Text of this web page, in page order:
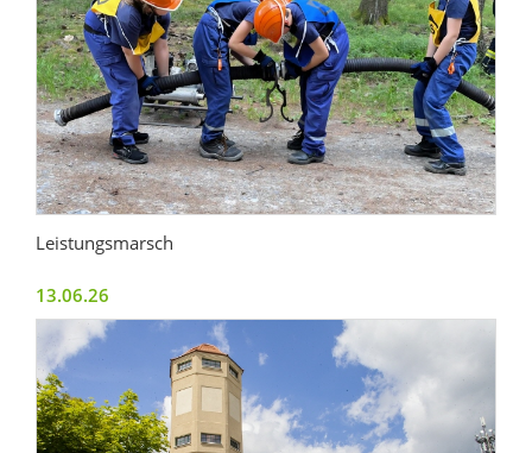
Leistungsmarsch
13.06.26